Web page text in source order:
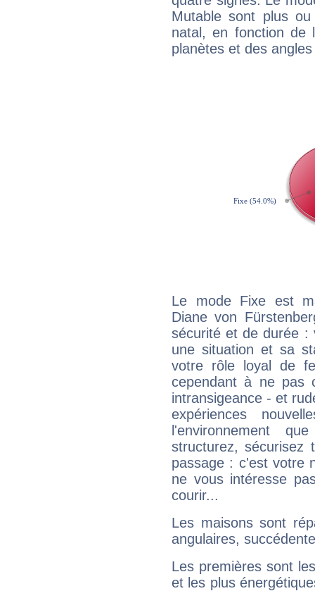
Mutable sont plus
natal, en fonction de
planètes et des
Le mode Fixe est
Diane von
sécurité et de durée :
une situation et sa
votre rôle loyal de
cependant à ne pas
intransigeance - et
expériences
l'environnement
structurez, sécurisez
passage : c'est votre
ne vous intéresse
courir...
Les maisons sont
angulaires,
Les premières sont
et les plus